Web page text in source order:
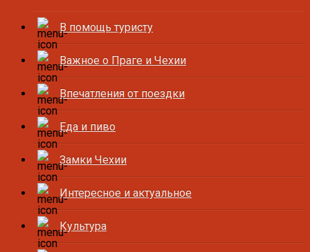
В помощь туристу
Важное о Праге и Чехии
Впечатления от поездки
Еда и пиво
Замки Чехии
Интересное и актуальное
Культура